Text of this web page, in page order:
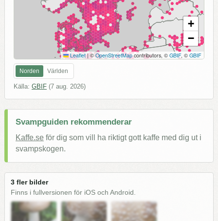
+
−
Leaflet |©OpenStreetMapcontributors, © GBIF, © GBIF
Norden Världen
Källa: GBIF (7 aug. 2026)
Svampguiden rekommenderar
Kaffe.se för dig som vill ha riktigt gott kaffe med dig ut i
svampskogen.
3 fler bilder
Finns i fullversionen för iOS och Android.